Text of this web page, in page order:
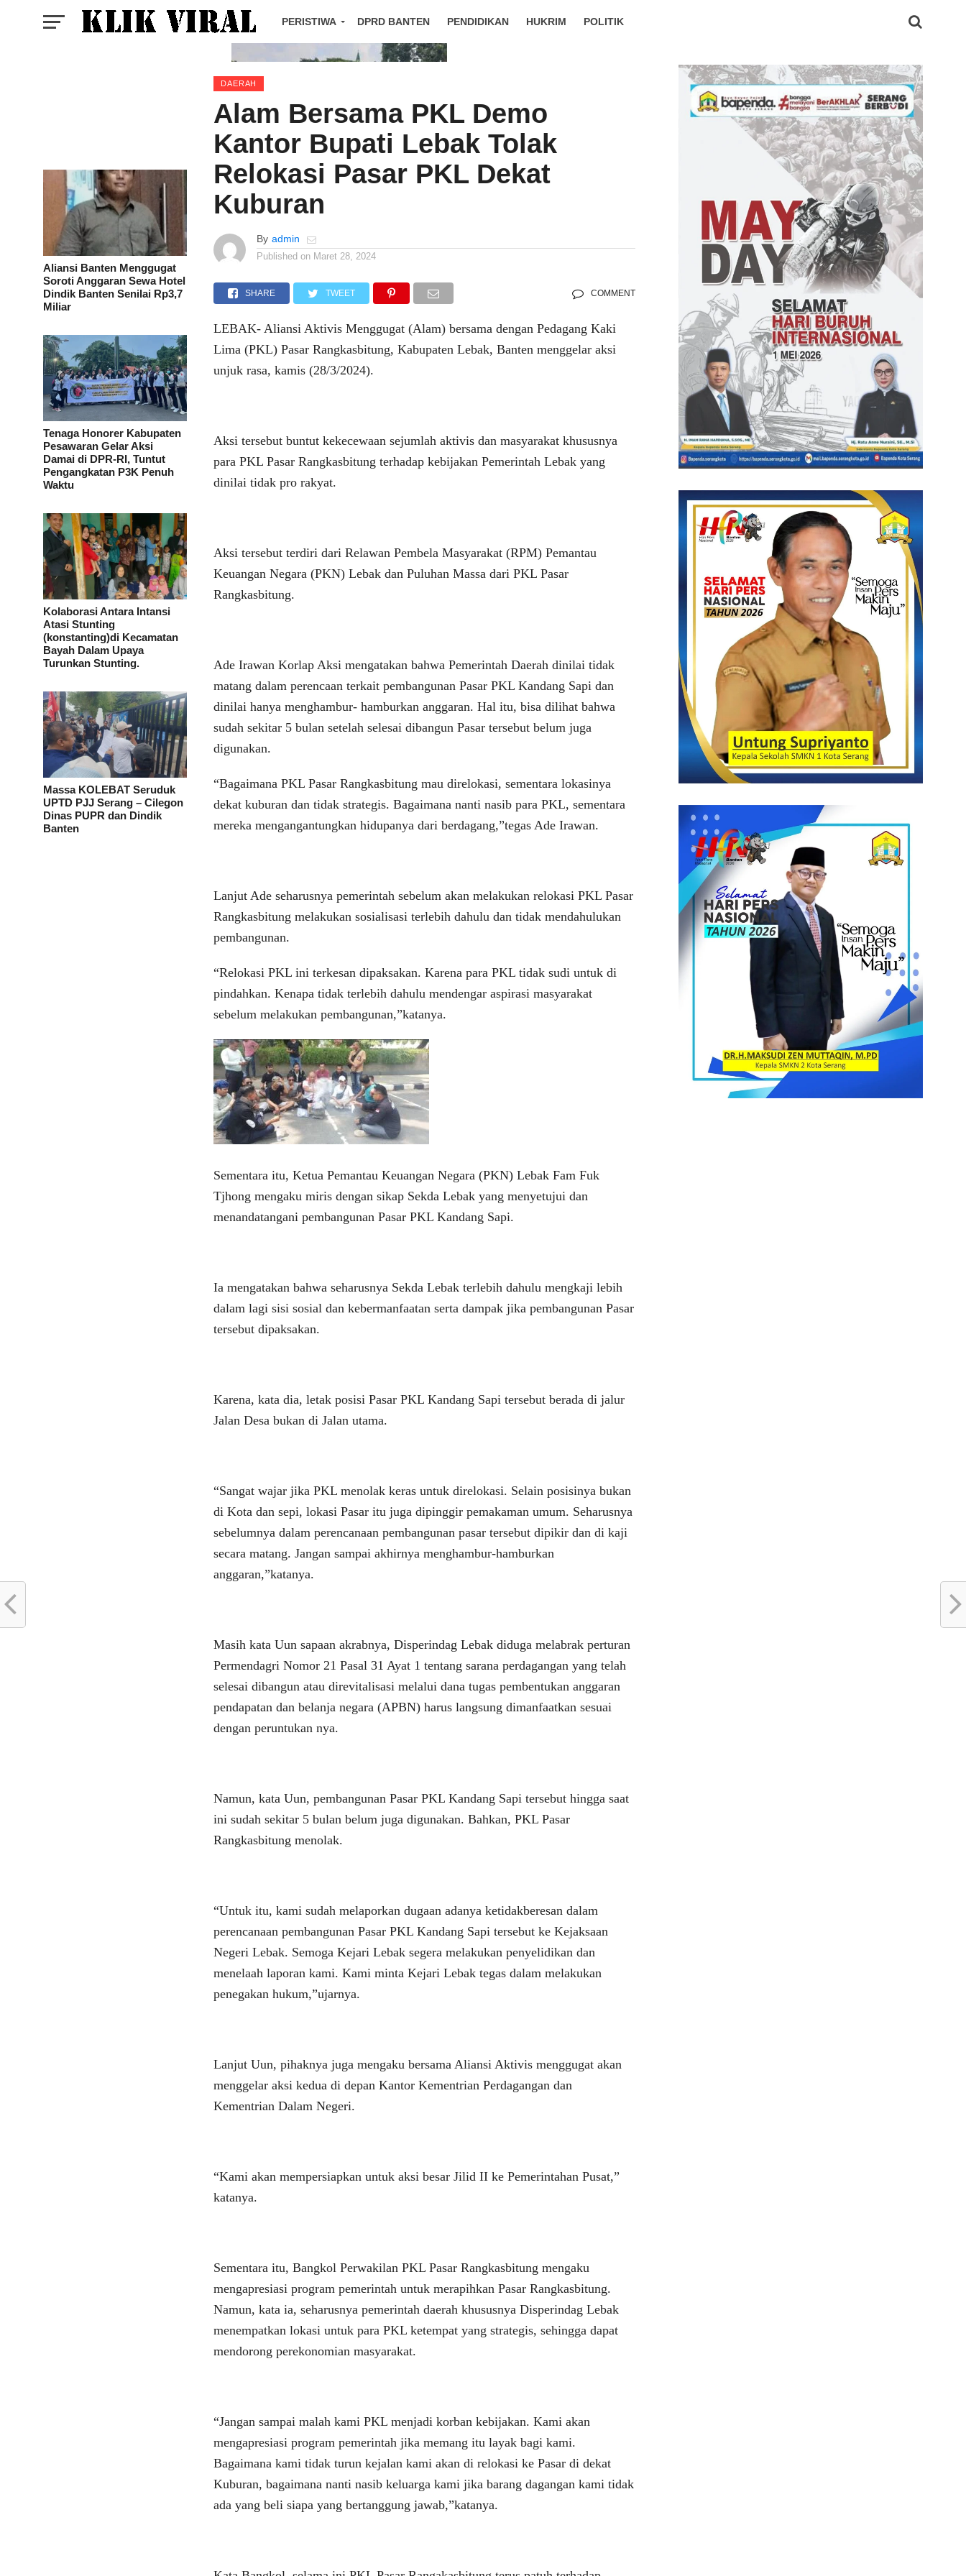
PERISTIWA DPRD BANTEN PENDIDIKAN HUKRIM POLITIK
Aliansi Banten Menggugat
Soroti Anggaran Sewa Hotel
Dindik Banten Senilai Rp3,7
Miliar
Tenaga Honorer Kabupaten
Pesawaran Gelar Aksi
Damai di DPR-RI, Tuntut
Pengangkatan P3K Penuh
Waktu
Kolaborasi Antara Intansi
Atasi Stunting
(konstanting)di Kecamatan
Bayah Dalam Upaya
Turunkan Stunting.
Massa KOLEBAT Seruduk
UPTD PJJ Serang – Cilegon
Dinas PUPR dan Dindik
Banten
DAERAH
Alam Bersama PKL Demo
Kantor Bupati Lebak Tolak
Relokasi Pasar PKL Dekat
Kuburan
By admin
Published on Maret 28, 2024
SHARE TWEET COMMENT
LEBAK- Aliansi Aktivis Menggugat (Alam) bersama dengan Pedagang Kaki
Lima (PKL) Pasar Rangkasbitung, Kabupaten Lebak, Banten menggelar aksi
unjuk rasa, kamis (28/3/2024).
Aksi tersebut buntut kekecewaan sejumlah aktivis dan masyarakat khususnya
para PKL Pasar Rangkasbitung terhadap kebijakan Pemerintah Lebak yang
dinilai tidak pro rakyat.
Aksi tersebut terdiri dari Relawan Pembela Masyarakat (RPM) Pemantau
Keuangan Negara (PKN) Lebak dan Puluhan Massa dari PKL Pasar
Rangkasbitung.
Ade Irawan Korlap Aksi mengatakan bahwa Pemerintah Daerah dinilai tidak
matang dalam perencaan terkait pembangunan Pasar PKL Kandang Sapi dan
dinilai hanya menghambur- hamburkan anggaran. Hal itu, bisa dilihat bahwa
sudah sekitar 5 bulan setelah selesai dibangun Pasar tersebut belum juga
digunakan.
“Bagaimana PKL Pasar Rangkasbitung mau direlokasi, sementara lokasinya
dekat kuburan dan tidak strategis. Bagaimana nanti nasib para PKL, sementara
mereka mengangantungkan hidupanya dari berdagang,”tegas Ade Irawan.
Lanjut Ade seharusnya pemerintah sebelum akan melakukan relokasi PKL Pasar
Rangkasbitung melakukan sosialisasi terlebih dahulu dan tidak mendahulukan
pembangunan.
“Relokasi PKL ini terkesan dipaksakan. Karena para PKL tidak sudi untuk di
pindahkan. Kenapa tidak terlebih dahulu mendengar aspirasi masyarakat
sebelum melakukan pembangunan,”katanya.
Sementara itu, Ketua Pemantau Keuangan Negara (PKN) Lebak Fam Fuk
Tjhong mengaku miris dengan sikap Sekda Lebak yang menyetujui dan
menandatangani pembangunan Pasar PKL Kandang Sapi.
Ia mengatakan bahwa seharusnya Sekda Lebak terlebih dahulu mengkaji lebih
dalam lagi sisi sosial dan kebermanfaatan serta dampak jika pembangunan Pasar
tersebut dipaksakan.
Karena, kata dia, letak posisi Pasar PKL Kandang Sapi tersebut berada di jalur
Jalan Desa bukan di Jalan utama.
“Sangat wajar jika PKL menolak keras untuk direlokasi. Selain posisinya bukan
di Kota dan sepi, lokasi Pasar itu juga dipinggir pemakaman umum. Seharusnya
sebelumnya dalam perencanaan pembangunan pasar tersebut dipikir dan di kaji
secara matang. Jangan sampai akhirnya menghambur-hamburkan
anggaran,”katanya.
Masih kata Uun sapaan akrabnya, Disperindag Lebak diduga melabrak perturan
Permendagri Nomor 21 Pasal 31 Ayat 1 tentang sarana perdagangan yang telah
selesai dibangun atau direvitalisasi melalui dana tugas pembentukan anggaran
pendapatan dan belanja negara (APBN) harus langsung dimanfaatkan sesuai
dengan peruntukan nya.
Namun, kata Uun, pembangunan Pasar PKL Kandang Sapi tersebut hingga saat
ini sudah sekitar 5 bulan belum juga digunakan. Bahkan, PKL Pasar
Rangkasbitung menolak.
“Untuk itu, kami sudah melaporkan dugaan adanya ketidakberesan dalam
perencanaan pembangunan Pasar PKL Kandang Sapi tersebut ke Kejaksaan
Negeri Lebak. Semoga Kejari Lebak segera melakukan penyelidikan dan
menelaah laporan kami. Kami minta Kejari Lebak tegas dalam melakukan
penegakan hukum,”ujarnya.
Lanjut Uun, pihaknya juga mengaku bersama Aliansi Aktivis menggugat akan
menggelar aksi kedua di depan Kantor Kementrian Perdagangan dan
Kementrian Dalam Negeri.
“Kami akan mempersiapkan untuk aksi besar Jilid II ke Pemerintahan Pusat,”
katanya.
Sementara itu, Bangkol Perwakilan PKL Pasar Rangkasbitung mengaku
mengapresiasi program pemerintah untuk merapihkan Pasar Rangkasbitung.
Namun, kata ia, seharusnya pemerintah daerah khususnya Disperindag Lebak
menempatkan lokasi untuk para PKL ketempat yang strategis, sehingga dapat
mendorong perekonomian masyarakat.
“Jangan sampai malah kami PKL menjadi korban kebijakan. Kami akan
mengapresiasi program pemerintah jika memang itu layak bagi kami.
Bagaimana kami tidak turun kejalan kami akan di relokasi ke Pasar di dekat
Kuburan, bagaimana nanti nasib keluarga kami jika barang dagangan kami tidak
ada yang beli siapa yang bertanggung jawab,”katanya.